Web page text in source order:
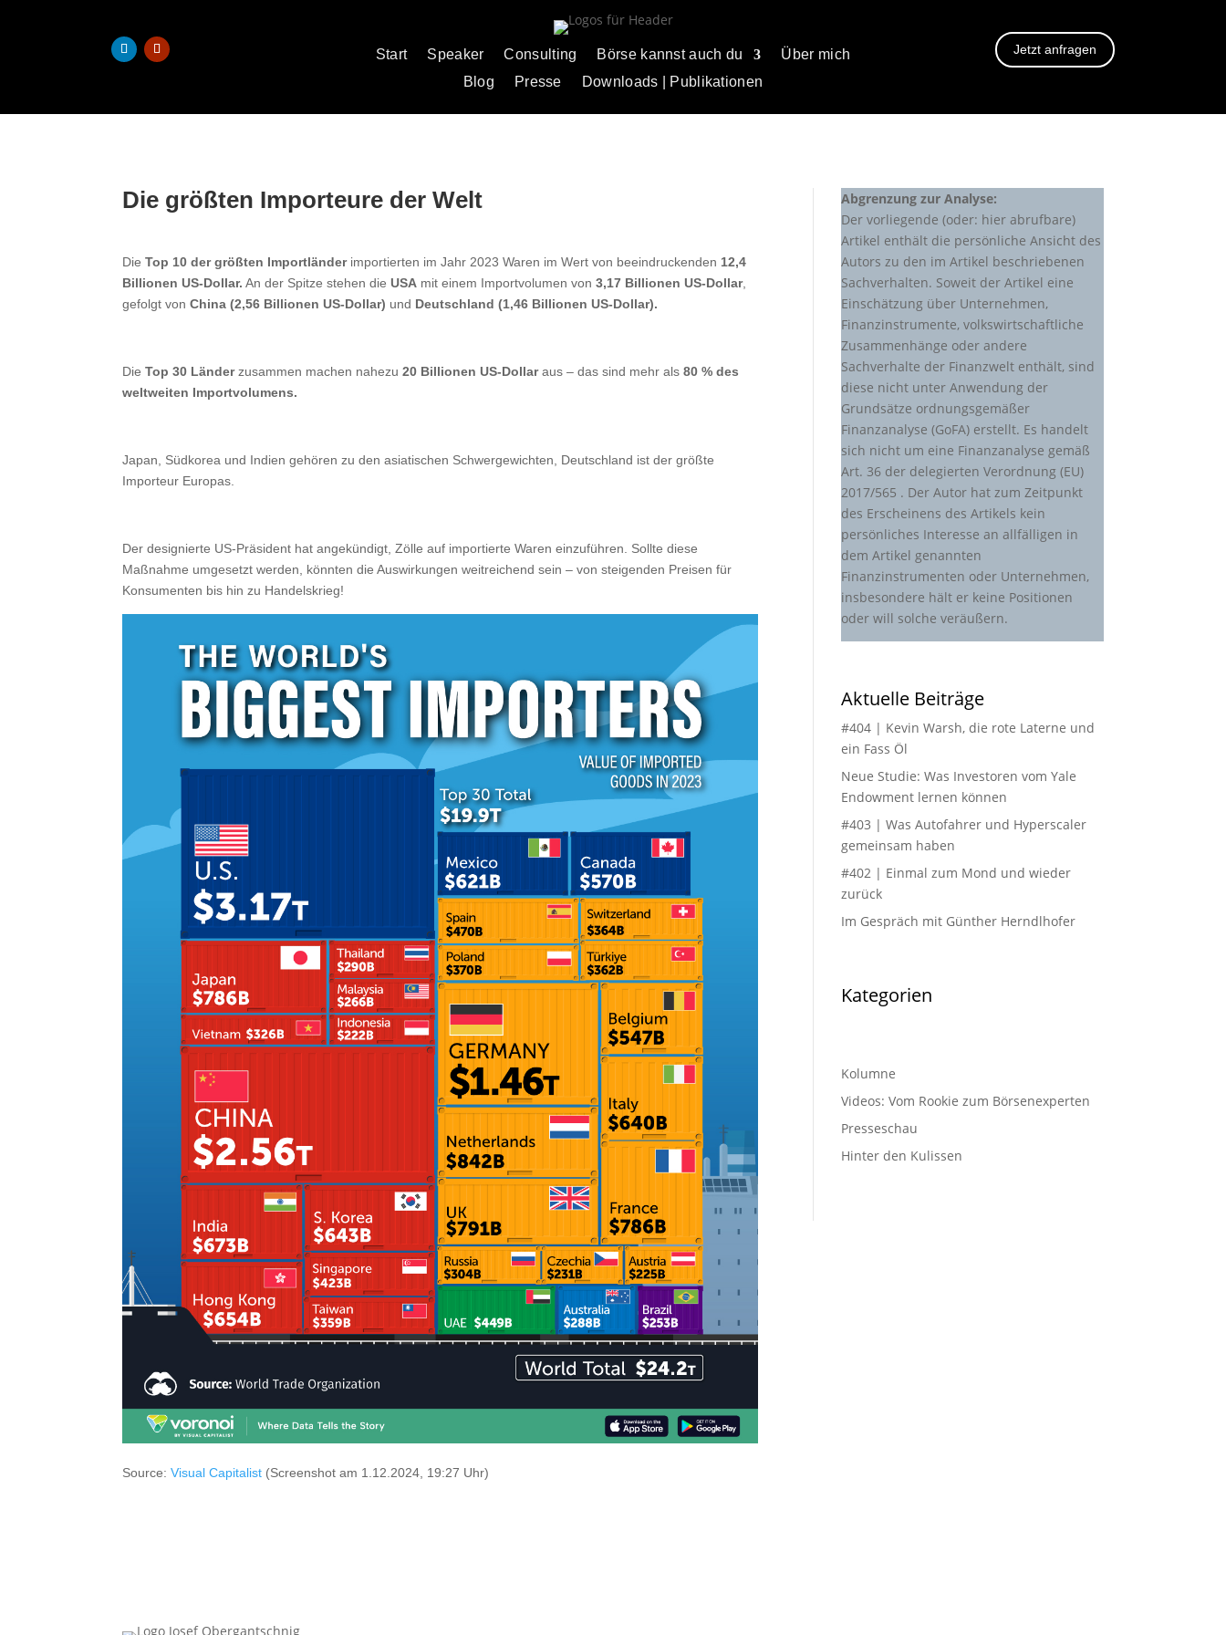
Start Speaker Consulting Börse kannst auch du
Über mich
Blog
Presse Downloads | Publikationen
Jetzt anfragen
Die größten Importeure der Welt
DieTop 10 der größten Importländerimportierten im Jahr 2023 Waren im Wert von beeindruckenden 12,4
Billionen US-Dollar. An der Spitze stehen dieUSA mit einem Importvolumen von3,17 Billionen US-Dollar,
gefolgt vonChina (2,56 Billionen US-Dollar) und Deutschland (1,46 Billionen US-Dollar).
DieTop 30 Länderzusammen machen nahezu20 Billionen US-Dollaraus – das sind mehr als80 % des
weltweiten Importvolumens.
Japan, Südkorea und Indien gehören zu den asiatischen Schwergewichten, Deutschland ist der größte
Importeur Europas.
Der designierte US-Präsident hat angekündigt, Zölle auf importierte Waren einzuführen. Sollte diese
Maßnahme umgesetzt werden, könnten die Auswirkungen weitreichend sein – von steigenden Preisen für
Konsumenten bis hin zu Handelskrieg!
Source:Visual Capitalist (Screenshot am 1.12.2024, 19:27 Uhr)
Abgrenzung zur Analyse:
Der vorliegende (oder: hier abrufbare)
Artikel enthält die persönliche Ansicht des
Autors zu den im Artikel beschriebenen
Sachverhalten. Soweit der Artikel eine
Einschätzung über Unternehmen,
Finanzinstrumente, volkswirtschaftliche
Zusammenhänge oder andere
Sachverhalte der Finanzwelt enthält, sind
diese nicht unter Anwendung der
Grundsätze ordnungsgemäßer
Finanzanalyse (GoFA) erstellt. Es handelt
sich nicht um eine Finanzanalyse gemäß
Art. 36 der delegierten Verordnung (EU)
2017/565 . Der Autor hat zum Zeitpunkt
des Erscheinens des Artikels kein
persönliches Interesse an allfälligen in
dem Artikel genannten
Finanzinstrumenten oder Unternehmen,
insbesondere hält er keine Positionen
oder will solche veräußern.
Aktuelle Beiträge
#404 | Kevin Warsh, die rote Laterne und
ein Fass Öl
Neue Studie: Was Investoren vom Yale
Endowment lernen können
#403 | Was Autofahrer und Hyperscaler
gemeinsam haben
#402 | Einmal zum Mond und wieder
zurück
Im Gespräch mit Günther Herndlhofer
Kategorien
Kolumne
Videos: Vom Rookie zum Börsenexperten
Presseschau
Hinter den Kulissen